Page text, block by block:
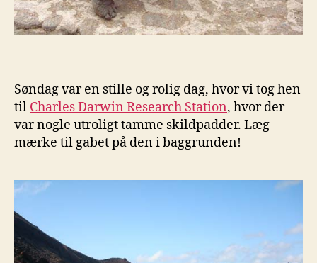
Søndag var en stille og rolig dag, hvor vi tog hen
til Charles Darwin Research Station, hvor der
var nogle utroligt tamme skildpadder. Læg
mærke til gabet på den i baggrunden!